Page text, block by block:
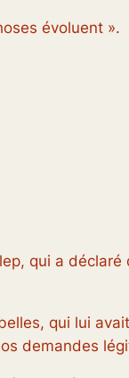
évoluent ».
qui a déclaré
qui lui
demandes